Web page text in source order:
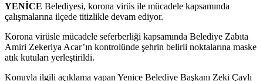
YENİCE Belediyesi, korona virüs ile mücadele kapsamında
çalışmalarına ilçede titizlikle devam ediyor.
Korona virüsle mücadele seferberliği kapsamında Belediye Zabıta
Amiri Zekeriya Acar’ın kontrolünde şehrin belirli noktalarına maske
atık kutuları yerleştirildi.
Konuyla ilgili açıklama yapan Yenice Belediye Başkanı Zeki Çaylı